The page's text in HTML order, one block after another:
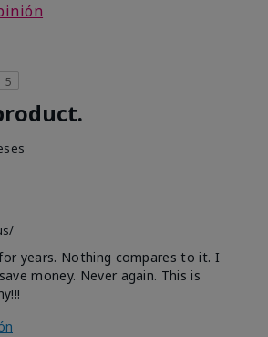
5
years. Nothing compares to it. I
money. Never again. This is